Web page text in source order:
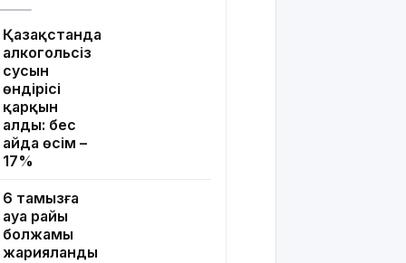
Қазақстанда
алкогольсіз
сусын
өндірісі
қарқын
алды: бес
айда өсім –
17%
6 тамызға
ауа райы
болжамы
жарияланды